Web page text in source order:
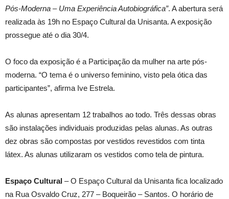
Pós-Moderna – Uma Experiência Autobiográfica”. A abertura será
realizada às 19h no Espaço Cultural da Unisanta. A exposição
prossegue até o dia 30/4.
O foco da exposição é a Participação da mulher na arte pós-
moderna. “O tema é o universo feminino, visto pela ótica das
participantes”, afirma Ive Estrela.
As alunas apresentam 12 trabalhos ao todo. Três dessas obras
são instalações individuais produzidas pelas alunas. As outras
dez obras são compostas por vestidos revestidos com tinta
látex. As alunas utilizaram os vestidos como tela de pintura.
Espaço Cultural – O Espaço Cultural da Unisanta fica localizado
na Rua Osvaldo Cruz, 277 – Boqueirão – Santos. O horário de